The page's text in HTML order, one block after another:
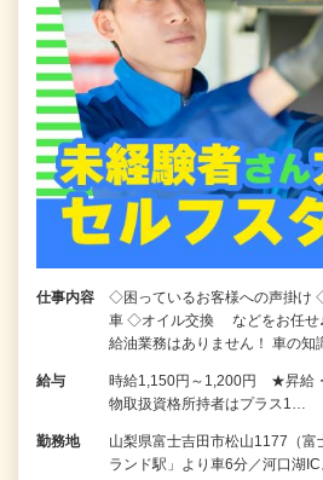
仕事内容
◇困っているお客様への声掛
車 ◇オイル交換 などをお任せ♪
給油業務はありません！ 車の知
給与
時給1,150円～1,200円 ★昇給
物取扱資格所持者はプラス1…
勤務地
山梨県富士吉田市松山1177（富
ランド駅」より車6分／河口湖IC